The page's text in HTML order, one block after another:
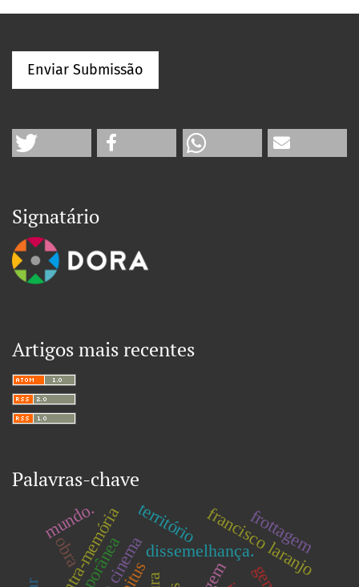
Enviar Submissão
Signatário
Artigos mais recentes
Palavras-chave
dissemelhança.francisco laranjo
contra-memória frottagem
obra
mundo. território